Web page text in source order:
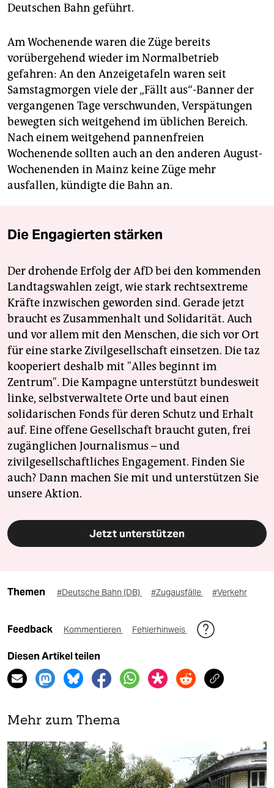
Deutschen Bahn geführt.
Am Wochenende waren die Züge bereits
vorübergehend wieder im Normalbetrieb
gefahren: An den Anzeigetafeln waren seit
Samstagmorgen viele der „Fällt aus“-Banner der
vergangenen Tage verschwunden, Verspätungen
bewegten sich weitgehend im üblichen Bereich.
Nach einem weitgehend pannenfreien
Wochenende sollten auch an den anderen August-
Wochenenden in Mainz keine Züge mehr
ausfallen, kündigte die Bahn an.
Die Engagierten stärken
Der drohende Erfolg der AfD bei den kommenden
Landtagswahlen zeigt, wie stark rechtsextreme
Kräfte inzwischen geworden sind. Gerade jetzt
braucht es Zusammenhalt und Solidarität. Auch
und vor allem mit den Menschen, die sich vor Ort
für eine starke Zivilgesellschaft einsetzen. Die taz
kooperiert deshalb mit "Alles beginnt im
Zentrum". Die Kampagne unterstützt bundesweit
linke, selbstverwaltete Orte und baut einen
solidarischen Fonds für deren Schutz und Erhalt
auf. Eine offene Gesellschaft braucht guten, frei
zugänglichen Journalismus – und
zivilgesellschaftliches Engagement. Finden Sie
auch? Dann machen Sie mit und unterstützen Sie
unsere Aktion.
Jetzt unterstützen
Themen #Deutsche Bahn (DB) #Zugausfälle #Verkehr
Feedback Kommentieren Fehlerhinweis
Diesen Artikel teilen
Mehr zum Thema